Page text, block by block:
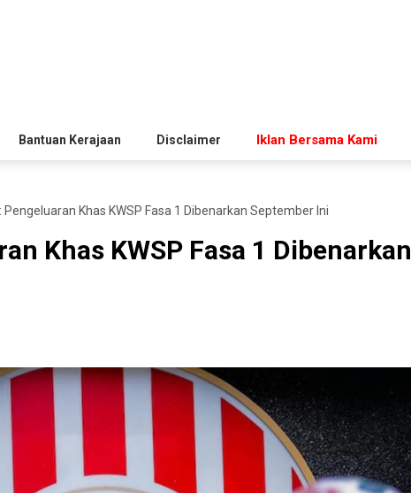
Bantuan Kerajaan Disclaimer Iklan Bersama Kami
Pengeluaran Khas KWSP Fasa 1 Dibenarkan September Ini
Khas KWSP Fasa 1 Dibenarkan